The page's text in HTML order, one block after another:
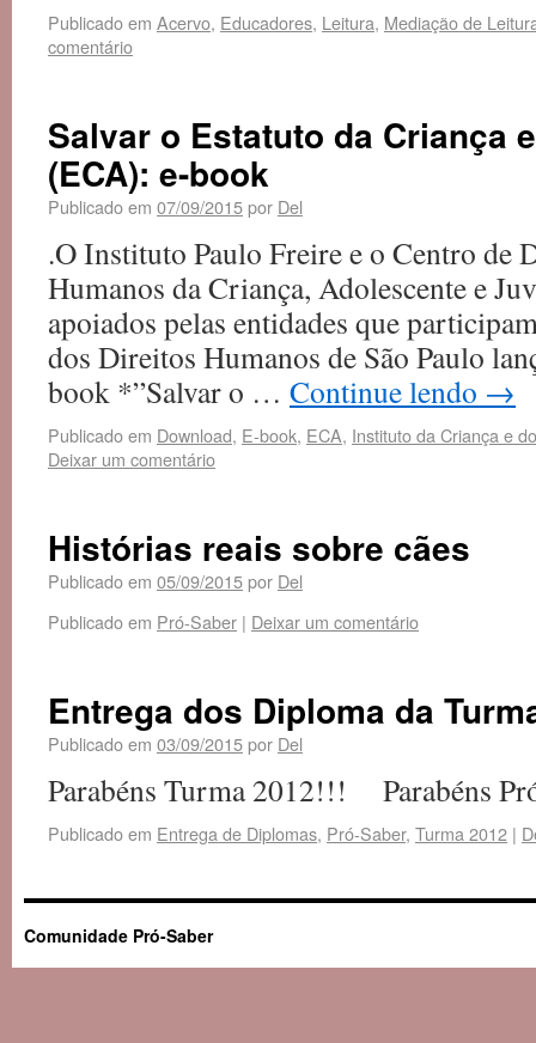
Publicado em Acervo, Educadores, Leitura, Mediação de
comentário
Salvar o Estatuto da Criança
(ECA): e-book
Publicado em 07/09/2015por Del
.O Instituto Paulo Freire e o Centro de
Humanos da Criança, Adolescente e
apoiados pelas entidades que
dos Direitos Humanos de São Paulo
book *”Salvar o … Continue lendo →
Publicado em Download, E-book, ECA, Instituto da Criança e
Deixar um comentário
Histórias reais sobre cães
Publicado em 05/09/2015por Del
Publicado em Pró-Saber | Deixar um comentário
Entrega dos Diploma da
Publicado em 03/09/2015por Del
Parabéns Turma 2012!!! Parabéns
Publicado em Entrega de Diplomas, Pró-Saber, Turma 2012 |
Comunidade Pró-Saber